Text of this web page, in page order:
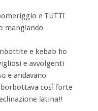
e TUTTI
mangiando
e kebab ho
e avvolgenti
e andavano
così forte
latina!!